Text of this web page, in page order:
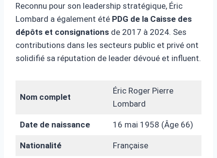
Reconnu pour son leadership stratégique, Éric
Lombard a également été PDG de la Caisse des
dépôts et consignations de 2017 à 2024. Ses
contributions dans les secteurs public et privé ont
solidifié sa réputation de leader dévoué et influent.
Nom complet
Éric Roger Pierre
Lombard
Date de naissance 16 mai 1958 (Âge 66)
Nationalité Française